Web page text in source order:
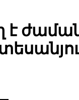
է